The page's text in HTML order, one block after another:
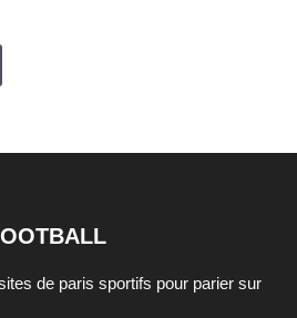
de paris sportifs pour parier sur